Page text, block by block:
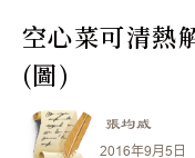
空心菜可清熱
(圖)
張均威
2016年9月5日